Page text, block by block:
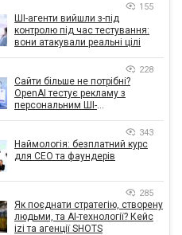
155
ШІ-агенти вийшли з-під
контролю під час тестування:
вони атакували реальні цілі
228
Сайти більше не потрібні?
OpenAI тестує рекламу з
персональним ШІ-
343
Наймологія: безплатний курс
для CEO та фаундерів
285
Як поєднати стратегію, створену
людьми, та AI-технології? Кейс
izi та агенції SHOTS